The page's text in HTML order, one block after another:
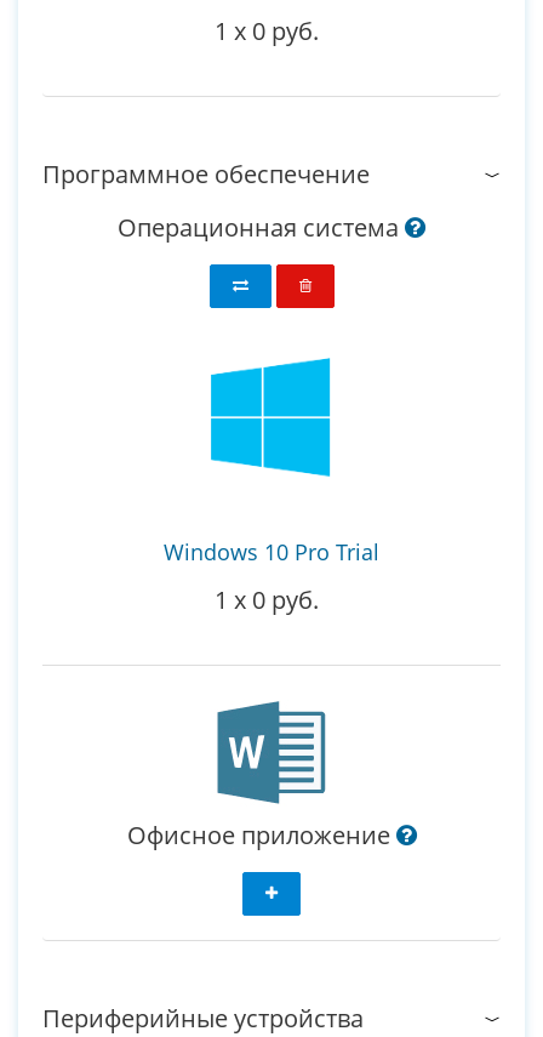
1 x 0 руб.
Программное обеспечение
Операционная система
Windows 10 Pro Trial
1 x 0 руб.
Офисное приложение
Периферийные устройства